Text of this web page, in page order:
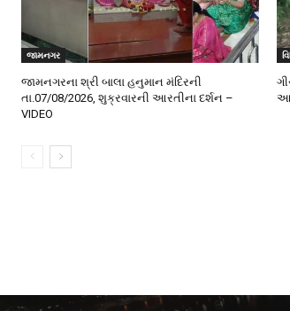
જામનગર
જામનગરના શ્રી બાલા હનુમાન મંદિરની
તા.07/08/2026, શુક્રવારની આરતીના દર્શન –
VIDEO